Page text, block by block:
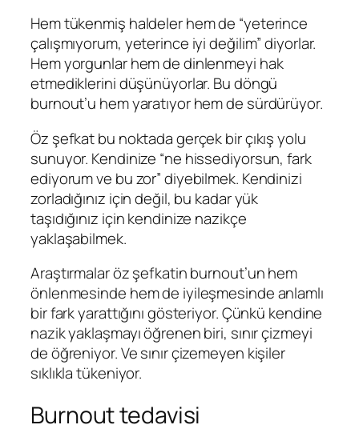
Hem tükenmiş haldeler hem de “yeterince
çalışmıyorum, yeterince iyi değilim” diyorlar.
Hem yorgunlar hem de dinlenmeyi hak
etmediklerini düşünüyorlar. Bu döngü
burnout’u hem yaratıyor hem de sürdürüyor.
Öz şefkat bu noktada gerçek bir çıkış yolu
sunuyor. Kendinize “ne hissediyorsun, fark
ediyorum ve bu zor” diyebilmek. Kendinizi
zorladığınız için değil, bu kadar yük
taşıdığınız için kendinize nazikçe
yaklaşabilmek.
Araştırmalar öz şefkatin burnout’un hem
önlenmesinde hem de iyileşmesinde anlamlı
bir fark yarattığını gösteriyor. Çünkü kendine
nazik yaklaşmayı öğrenen biri, sınır çizmeyi
de öğreniyor. Ve sınır çizemeyen kişiler
sıklıkla tükeniyor.
Burnout tedavisi